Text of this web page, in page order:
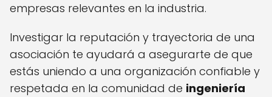
empresas relevantes en la industria.
Investigar la reputación y trayectoria de una
asociación te ayudará a asegurarte de que
estás uniendo a una organización confiable y
respetada en la comunidad de ingeniería